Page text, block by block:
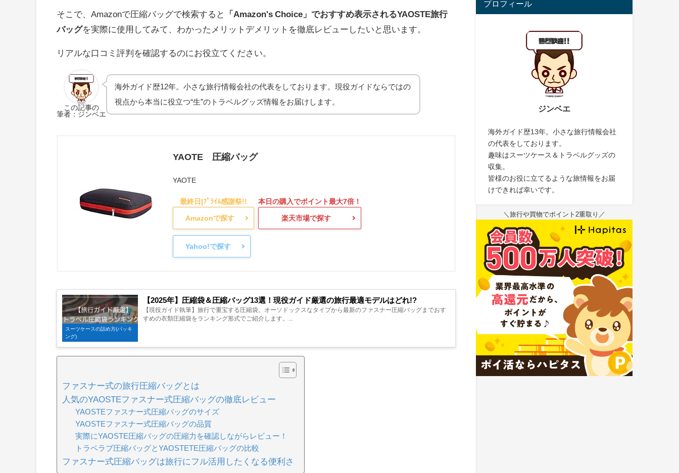
そこで、Amazonで圧縮バッグで検索すると
「Amazon's Choice」でおすすめ表示されるYAOSTE旅行
バッグを実際に使用してみて、わかったメリットデメリットを徹底レビューしたいと思います。
リアルな口コミ評判を確認するのにお役立てください。
この記事の
筆者：ジンベエ
海外ガイド歴12年。小さな旅行情報会社の代表をしております。現役ガイドならではの
視点から本当に役立つ“生”のトラベルグッズ情報をお届けします。
YAOTE 圧縮バッグ
YAOTE
Amazonで探す 楽天市場で探す
Yahoo!で探す
スーツケースの詰め方(パッキ
ング)
【2025年】圧縮袋＆圧縮バッグ13選！現役ガイド厳選の旅行最適モデルはどれ!?
【現役ガイド執筆】旅行で重宝する圧縮袋。オーソドックスなタイプから最新のファスナー圧縮バッグまでおす
すめの衣類圧縮袋をランキング形式でご紹介します。...
ファスナー式の旅行圧縮バッグとは
人気のYAOSTEファスナー式圧縮バッグの徹底レビュー
YAOSTEファスナー式圧縮バッグのサイズ
YAOSTEファスナー式圧縮バッグの品質
実際にYAOSTE圧縮バッグの圧縮力を確認しながらレビュー！
トラベラブ圧縮バッグとYAOSTETE圧縮バッグの比較
ファスナー式圧縮バッグは旅行にフル活用したくなる便利さ
プロフィール
ジンベエ
海外ガイド歴13年。小さな旅行情報会社
の代表をしております。
趣味はスーツケース＆トラベルグッズの
収集。
皆様のお役に立てるような旅情報をお届
けできれば幸いです。
＼旅行や買物でポイント2重取り／